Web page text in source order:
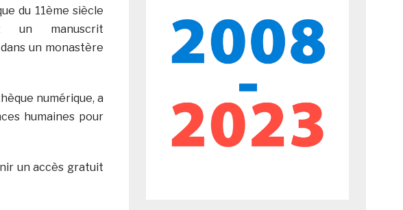
du 11ème siècle
manuscrit
un monastère
numérique, a
humaines pour
un accès gratuit